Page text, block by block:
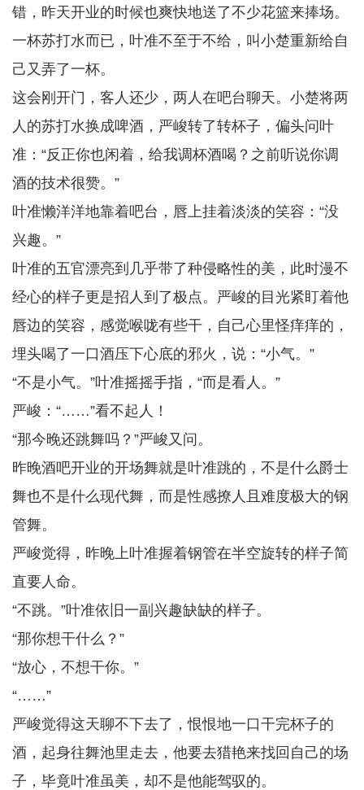
错，昨天开业的时候也爽快地送了不少花篮来捧场。
一杯苏打水而已，叶准不至于不给，叫小楚重新给自
己又弄了一杯。
这会刚开门，客人还少，两人在吧台聊天。小楚将两
人的苏打水换成啤酒，严峻转了转杯子，偏头问叶
准：“反正你也闲着，给我调杯酒喝？之前听说你调
酒的技术很赞。”
叶准懒洋洋地靠着吧台，唇上挂着淡淡的笑容：“没
兴趣。”
叶准的五官漂亮到几乎带了种侵略性的美，此时漫不
经心的样子更是招人到了极点。严峻的目光紧盯着他
唇边的笑容，感觉喉咙有些干，自己心里怪痒痒的，
埋头喝了一口酒压下心底的邪火，说：“小气。”
“不是小气。”叶准摇摇手指，“而是看人。”
严峻：“……”看不起人！
“那今晚还跳舞吗？”严峻又问。
昨晚酒吧开业的开场舞就是叶准跳的，不是什么爵士
舞也不是什么现代舞，而是性感撩人且难度极大的钢
管舞。
严峻觉得，昨晚上叶准握着钢管在半空旋转的样子简
直要人命。
“不跳。”叶准依旧一副兴趣缺缺的样子。
“那你想干什么？”
“放心，不想干你。”
“……”
严峻觉得这天聊不下去了，恨恨地一口干完杯子的
酒，起身往舞池里走去，他要去猎艳来找回自己的场
子，毕竟叶准虽美，却不是他能驾驭的。